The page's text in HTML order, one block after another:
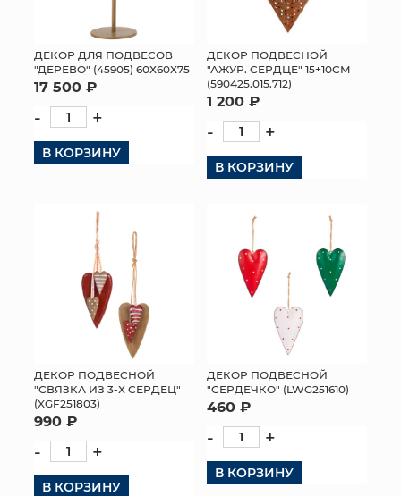
ДЕКОР ДЛЯ ПОДВЕСОВ
"ДЕРЕВО" (45905) 60Х60Х75
17 500 ₽
- +
В КОРЗИНУ
ДЕКОР ПОДВЕСНОЙ
"АЖУР. СЕРДЦЕ" 15+10СМ
(590425.015.712)
1 200 ₽
- +
В КОРЗИНУ
ДЕКОР ПОДВЕСНОЙ
"СВЯЗКА ИЗ 3-Х СЕРДЕЦ"
(XGF251803)
990 ₽
- +
В КОРЗИНУ
ДЕКОР ПОДВЕСНОЙ
"СЕРДЕЧКО" (LWG251610)
460 ₽
- +
В КОРЗИНУ